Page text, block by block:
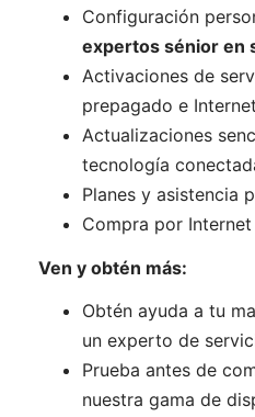
Configuración
expertos sénior en
Activaciones de
prepagado e
Actualizaciones
tecnología
Planes y asistencia
Compra por
Ven y obtén más:
Obtén ayuda a tu
un experto de
Prueba antes de
nuestra gama de